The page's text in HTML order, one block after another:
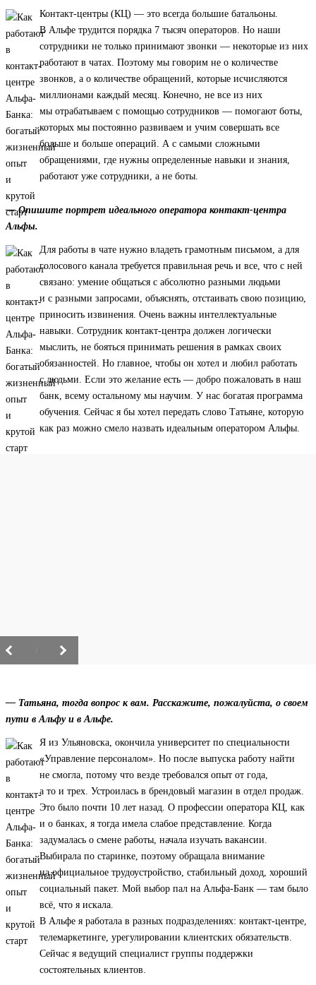
Контакт-центры (КЦ) — это всегда большие батальоны.
В Альфе трудится порядка 7 тысяч операторов. Но наши
сотрудники не только принимают звонки — некоторые из них
работают в чатах. Поэтому мы говорим не о количестве
звонков, а о количестве обращений, которые исчисляются
миллионами каждый месяц. Конечно, не все из них
мы отрабатываем с помощью сотрудников — помогают боты,
которых мы постоянно развиваем и учим совершать все
больше и больше операций. А с самыми сложными
обращениями, где нужны определенные навыки и знания,
работают уже сотрудники, а не боты.
— Опишите портрет идеального оператора контакт-центра
Альфы.
Для работы в чате нужно владеть грамотным письмом, а для
голосового канала требуется правильная речь и все, что с ней
связано: умение общаться с абсолютно разными людьми
и с разными запросами, объяснять, отстаивать свою позицию,
приносить извинения. Очень важны интеллектуальные
навыки. Сотрудник контакт-центра должен логически
мыслить, не бояться принимать решения в рамках своих
обязанностей. Но главное, чтобы он хотел и любил работать
с людьми. Если это желание есть — добро пожаловать в наш
банк, всему остальному мы научим. У нас богатая программа
обучения. Сейчас я бы хотел передать слово Татьяне, которую
как раз можно смело назвать идеальным оператором Альфы.
— Татьяна, тогда вопрос к вам. Расскажите, пожалуйста, о своем
пути в Альфу и в Альфе.
Я из Ульяновска, окончила университет по специальности
«Управление персоналом». Но после выпуска работу найти
не смогла, потому что везде требовался опыт от года,
а то и трех. Устроилась в брендовый магазин в отдел продаж.
Это было почти 10 лет назад. О профессии оператора КЦ, как
и о банках, я тогда имела слабое представление. Когда
задумалась о смене работы, начала изучать вакансии.
Выбирала по старинке, поэтому обращала внимание
на официальное трудоустройство, стабильный доход, хороший
социальный пакет. Мой выбор пал на Альфа-Банк — там было
всё, что я искала.
В Альфе я работала в разных подразделениях: контакт-центре,
телемаркетинге, урегулировании клиентских обязательств.
Сейчас я ведущий специалист группы поддержки
состоятельных клиентов.